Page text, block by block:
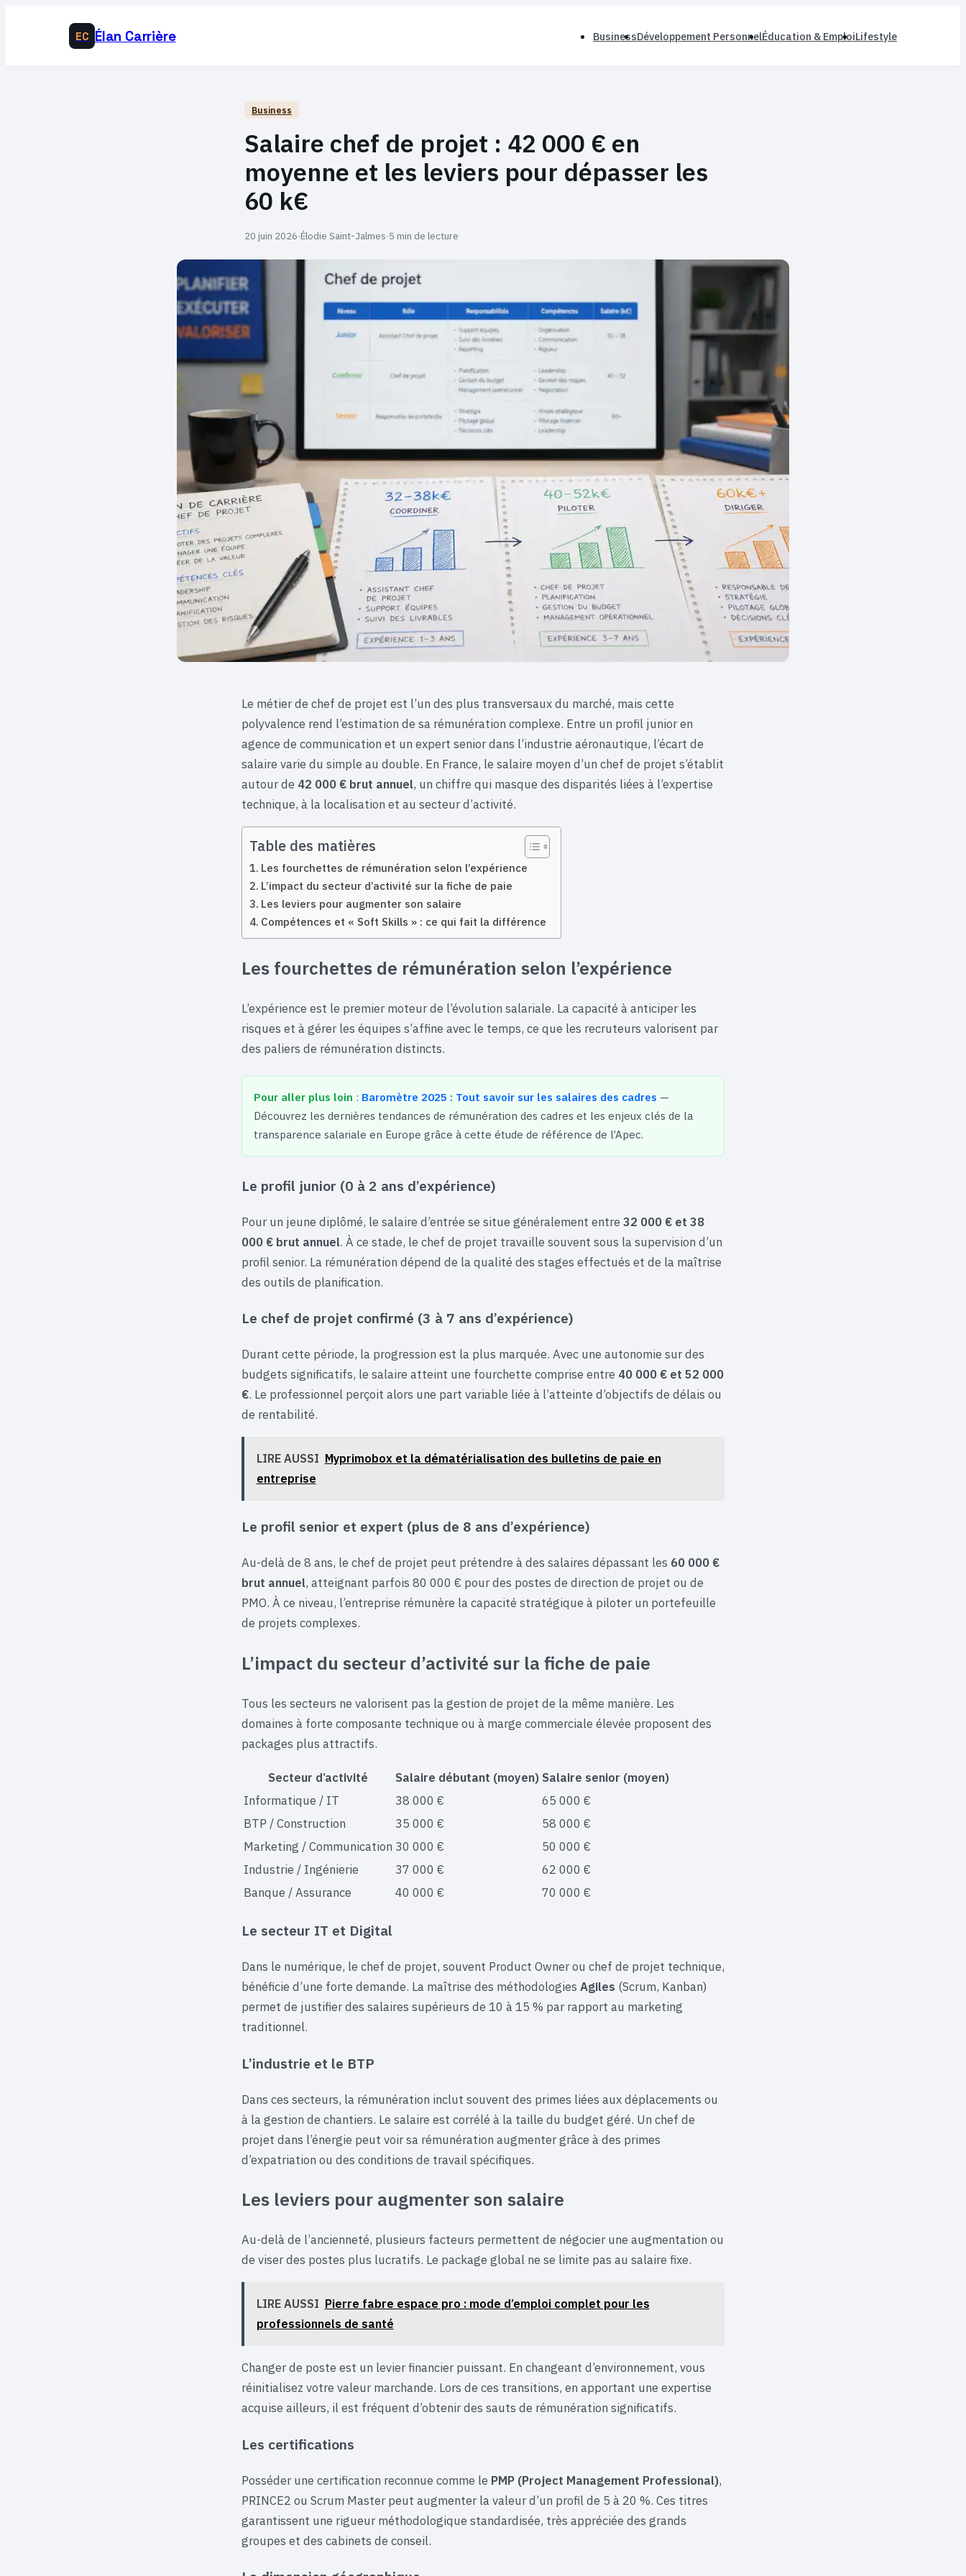
EC Élan Carrière BusinessDéveloppement PersonnelÉducation & EmploiLifestyle
Business
Salaire chef de projet : 42 000 € en
moyenne et les leviers pour dépasser les
60 k€
20 juin 2026·Élodie Saint-Jalmes·5 min de lecture
Le métier de chef de projet est l’un des plus transversaux du marché, mais cette
polyvalence rend l’estimation de sa rémunération complexe. Entre un profil junior en
agence de communication et un expert senior dans l’industrie aéronautique, l’écart de
salaire varie du simple au double. En France, le salaire moyen d’un chef de projet s’établit
autour de 42 000 € brut annuel, un chiffre qui masque des disparités liées à l’expertise
technique, à la localisation et au secteur d’activité.
Table des matières
Les fourchettes de rémunération selon l’expérience
L’impact du secteur d’activité sur la fiche de paie
Les leviers pour augmenter son salaire
Compétences et « Soft Skills » : ce qui fait la différence
Les fourchettes de rémunération selon l’expérience
L’expérience est le premier moteur de l’évolution salariale. La capacité à anticiper les
risques et à gérer les équipes s’affine avec le temps, ce que les recruteurs valorisent par
des paliers de rémunération distincts.
Pour aller plus loin : Baromètre 2025 : Tout savoir sur les salaires des cadres —
Découvrez les dernières tendances de rémunération des cadres et les enjeux clés de la
transparence salariale en Europe grâce à cette étude de référence de l’Apec.
Le profil junior (0 à 2 ans d’expérience)
Pour un jeune diplômé, le salaire d’entrée se situe généralement entre 32 000 € et 38
000 € brut annuel. À ce stade, le chef de projet travaille souvent sous la supervision d’un
profil senior. La rémunération dépend de la qualité des stages effectués et de la maîtrise
des outils de planification.
Le chef de projet confirmé (3 à 7 ans d’expérience)
Durant cette période, la progression est la plus marquée. Avec une autonomie sur des
budgets significatifs, le salaire atteint une fourchette comprise entre 40 000 € et 52 000
€. Le professionnel perçoit alors une part variable liée à l’atteinte d’objectifs de délais ou
de rentabilité.
LIRE AUSSI Myprimobox et la dématérialisation des bulletins de paie en
entreprise
Le profil senior et expert (plus de 8 ans d’expérience)
Au-delà de 8 ans, le chef de projet peut prétendre à des salaires dépassant les 60 000 €
brut annuel, atteignant parfois 80 000 € pour des postes de direction de projet ou de
PMO. À ce niveau, l’entreprise rémunère la capacité stratégique à piloter un portefeuille
de projets complexes.
L’impact du secteur d’activité sur la fiche de paie
Tous les secteurs ne valorisent pas la gestion de projet de la même manière. Les
domaines à forte composante technique ou à marge commerciale élevée proposent des
packages plus attractifs.
Secteur d’activité Salaire débutant (moyen) Salaire senior (moyen)
Informatique / IT
38 000 €
65 000 €
BTP / Construction
35 000 €
58 000 €
Marketing / Communication 30 000 €
50 000 €
Industrie / Ingénierie
37 000 €
62 000 €
Banque / Assurance
40 000 € 70 000 €
Le secteur IT et Digital
Dans le numérique, le chef de projet, souvent Product Owner ou chef de projet technique,
bénéficie d’une forte demande. La maîtrise des méthodologies Agiles (Scrum, Kanban)
permet de justifier des salaires supérieurs de 10 à 15 % par rapport au marketing
traditionnel.
L’industrie et le BTP
Dans ces secteurs, la rémunération inclut souvent des primes liées aux déplacements ou
à la gestion de chantiers. Le salaire est corrélé à la taille du budget géré. Un chef de
projet dans l’énergie peut voir sa rémunération augmenter grâce à des primes
d’expatriation ou des conditions de travail spécifiques.
Les leviers pour augmenter son salaire
Au-delà de l’ancienneté, plusieurs facteurs permettent de négocier une augmentation ou
de viser des postes plus lucratifs. Le package global ne se limite pas au salaire fixe.
LIRE AUSSI Pierre fabre espace pro : mode d’emploi complet pour les
professionnels de santé
Changer de poste est un levier financier puissant. En changeant d’environnement, vous
réinitialisez votre valeur marchande. Lors de ces transitions, en apportant une expertise
acquise ailleurs, il est fréquent d’obtenir des sauts de rémunération significatifs.
Les certifications
Posséder une certification reconnue comme le PMP (Project Management Professional),
PRINCE2 ou Scrum Master peut augmenter la valeur d’un profil de 5 à 20 %. Ces titres
garantissent une rigueur méthodologique standardisée, très appréciée des grands
groupes et des cabinets de conseil.